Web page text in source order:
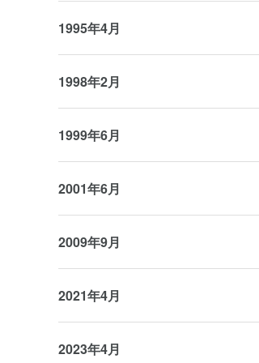
1995年4月
1998年2月
1999年6月
2001年6月
2009年9月
2021年4月
2023年4月